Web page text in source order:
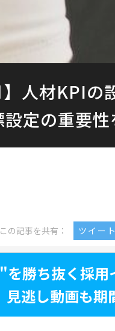
】人材KPIの
定の重要
この記事を共有： ツイート
勝ち抜く採用
見逃し動画も期